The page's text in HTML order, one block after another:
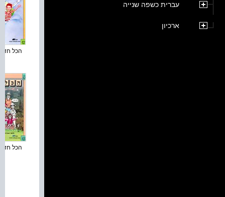
עברית כשפה שנייה
ארכיון
הכל
הכל